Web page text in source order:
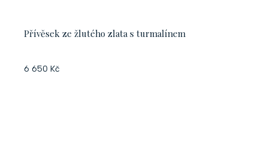
Přívěsek ze žlutého zlata s turmalínem
6 650 Kč